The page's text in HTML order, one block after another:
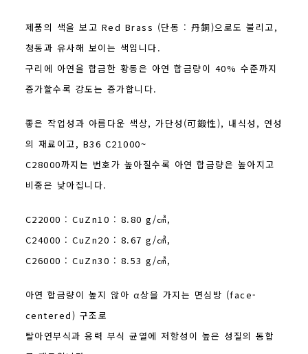
제품의 색을 보고 Red Brass (단동 : 丹銅)으로도 불리고,
청동과 유사해 보이는 색입니다.
구리에 아연을 합금한 황동은 아연 합금량이 40% 수준까지
증가할수록 강도는 증가합니다.
좋은 작업성과 아름다운 색상, 가단성(可鍛性), 내식성, 연성
의 재료이고, B36 C21000~
C28000까지는 번호가 높아질수록 아연 합금량은 높아지고
비중은 낮아집니다.
C22000 : CuZn10 : 8.80 g/㎤,
C24000 : CuZn20 : 8.67 g/㎤,
C26000 : CuZn30 : 8.53 g/㎤,
아연 합금량이 높지 않아 α상을 가지는 면심방 (face-
centered) 구조로
탈아연부식과 응력 부식 균열에 저항성이 높은 성질의 동합